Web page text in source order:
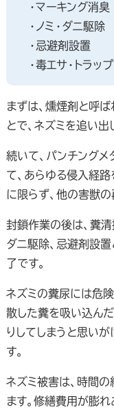
・マーキング消臭
・ノミ・ダニ駆除
・忌避剤設置
・毒エサ・トラッ
まずは、燻煙剤と呼
とで、ネズミを追い出
続いて、パンチング
て、あらゆる侵入経路
に限らず、他の害獣
封鎖作業の後は、糞清
ダニ駆除、忌避剤設
了です。
ネズミの糞尿には危
散した糞を吸い込ん
りしてしまうと思い
す。
ネズミ被害は、時間
ます。修繕費用が膨れ